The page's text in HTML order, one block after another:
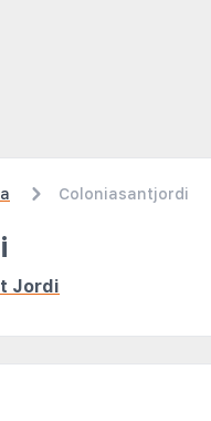
Coloniasantjordi
Jordi